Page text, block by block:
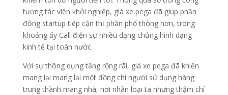
tương tác viên khởi nghiệp, giá xe pega đã giúp phần
đông startup tiếp cận thị phần phổ thông hơn, trong
khoảng ấy Call điện sự nhiều dạng chủng hình dạng
kinh tế tại toàn nước.
Với sự thông dụng tăng rộng rãi, giá xe pega đã khiến
mang lại mang lại một đồng chí người sử dụng hàng
trung thành mang nhà, nơi nhân loại ta nhưng thậm chí